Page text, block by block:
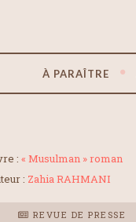
À PARAÎTRE
: « Musulman » roman
: Zahia RAHMANI
REVUE DE PRESSE